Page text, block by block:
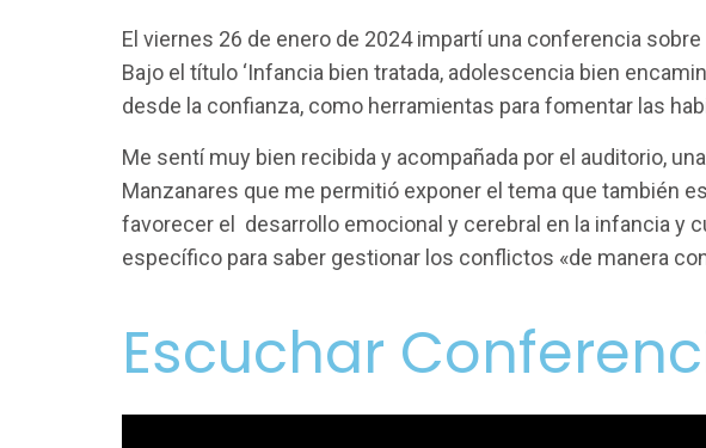
El viernes 26 de enero de 2024 impartí una conferencia
Bajo el título ‘Infancia bien tratada, adolescencia bien
desde la confianza, como herramientas para fomentar las
Me sentí muy bien recibida y acompañada por el auditorio,
Manzanares que me permitió exponer el tema que también
favorecer el desarrollo emocional y cerebral en la infancia y
específico para saber gestionar los conflictos «de manera
Escuchar